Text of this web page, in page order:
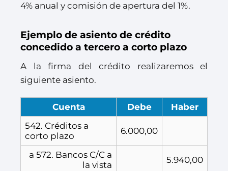
4% anual y comisión de apertura del 1%.
Ejemplo de asiento de crédito
concedido a tercero a corto plazo
A la firma del crédito realizaremos el
siguiente asiento.
Cuenta Debe
Haber
542. Créditos a
corto plazo
6.000,00
a 572. Bancos C/C a
la vista
5.940,00